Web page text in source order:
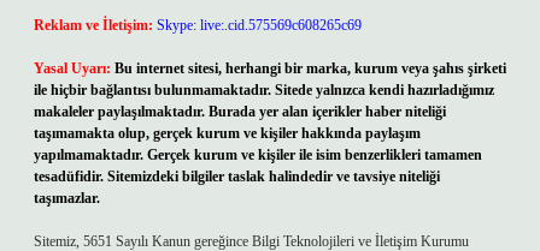
Reklam ve İletişim: Skype: live:.cid.575569c608265c69
Yasal Uyarı: Bu internet sitesi, herhangi bir marka, kurum veya şahıs şirketi
ile hiçbir bağlantısı bulunmamaktadır. Sitede yalnızca kendi hazırladığımız
makaleler paylaşılmaktadır. Burada yer alan içerikler haber niteliği
taşımamakta olup, gerçek kurum ve kişiler hakkında paylaşım
yapılmamaktadır. Gerçek kurum ve kişiler ile isim benzerlikleri tamamen
tesadüfidir. Sitemizdeki bilgiler taslak halindedir ve tavsiye niteliği
taşımazlar.
Sitemiz, 5651 Sayılı Kanun gereğince Bilgi Teknolojileri ve İletişim Kurumu